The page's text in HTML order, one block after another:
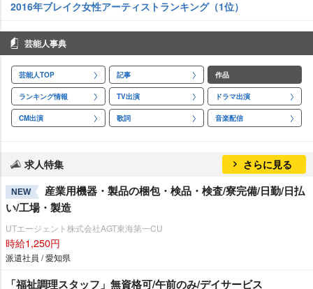
2016年ブレイク女性アーティストランキング（1位）
芸能人事典
芸能人TOP 記事 作品
ランキング情報 TV出演 ドラマ出演
CM出演 歌詞 音楽配信
求人特集 さらに見る
NEW
産業用機器・製品の梱包・検品・検査/寮完備/日勤/日払
い/工場・製造
UTエージェント株式会社AGT東海第一CU
時給1,250円
派遣社員 / 愛知県
「福祉調理スタッフ」無資格可/午前のみ/デイサービス